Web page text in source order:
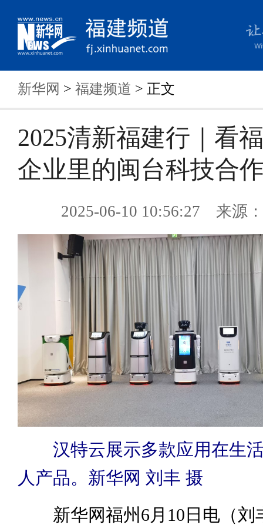
新华网 > 福建频道 > 正文
2025清新福建行｜看
企业里的闽台科技合
2025-06-10 10:56:27 来源
汉特云展示多款应用在生
人产品。新华网 刘丰 摄
新华网福州6月10日电（刘